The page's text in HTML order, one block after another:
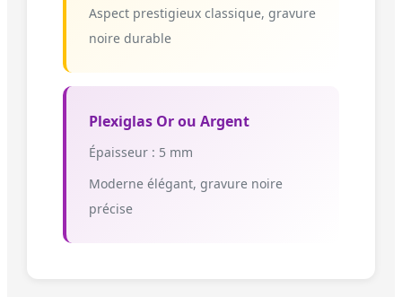
Aspect prestigieux classique, gravure
noire durable
Plexiglas Or ou Argent
Épaisseur : 5 mm
Moderne élégant, gravure noire
précise